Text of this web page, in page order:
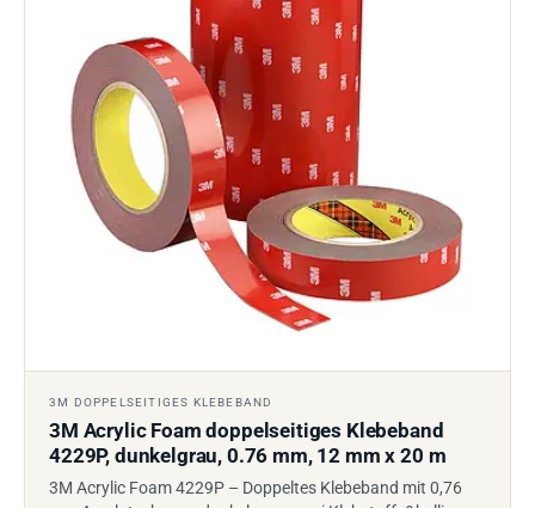
3M DOPPELSEITIGES KLEBEBAND
3M Acrylic Foam doppelseitiges Klebeband
4229P, dunkelgrau, 0.76 mm, 12 mm x 20 m
3M Acrylic Foam 4229P – Doppeltes Klebeband mit 0,76